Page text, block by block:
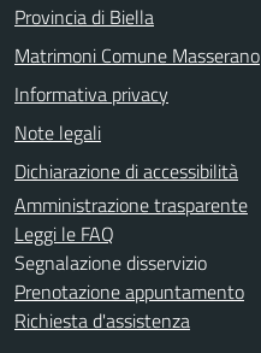
Provincia di Biella
Matrimoni Comune Masserano
Informativa privacy
Note legali
Dichiarazione di accessibilità
Amministrazione trasparente
Leggi le FAQ
Segnalazione disservizio
Prenotazione appuntamento
Richiesta d'assistenza